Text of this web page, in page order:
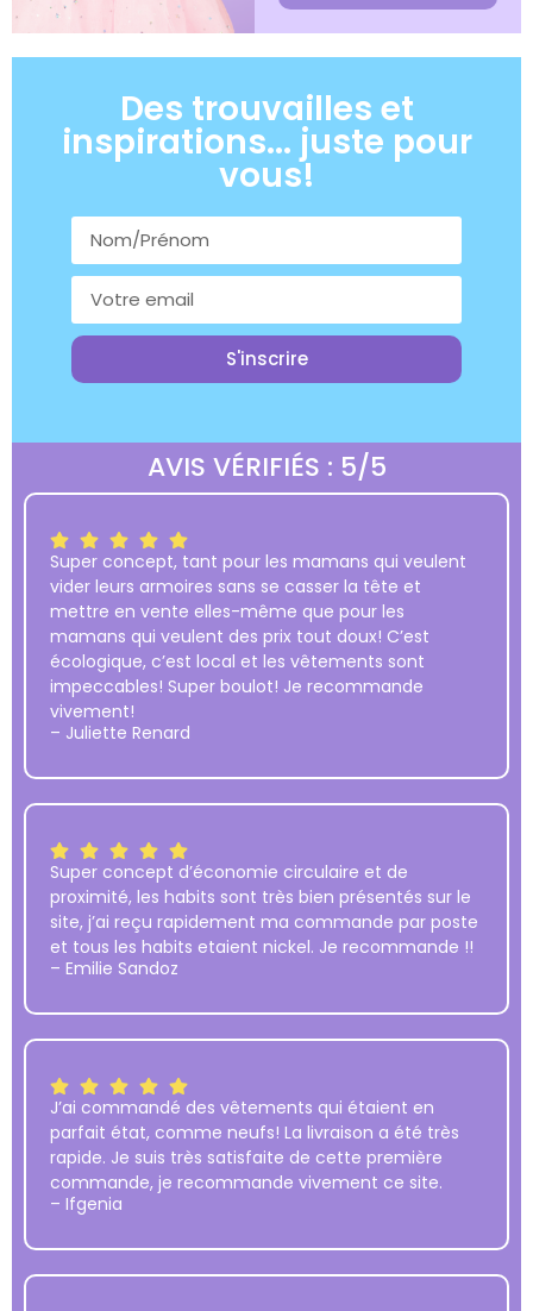
Des trouvailles et
inspirations... juste pour
vous!
S'inscrire
AVIS VÉRIFIÉS : 5/5
Super concept, tant pour les mamans qui veulent
vider leurs armoires sans se casser la tête et
mettre en vente elles-même que pour les
mamans qui veulent des prix tout doux! C’est
écologique, c’est local et les vêtements sont
impeccables! Super boulot! Je recommande
vivement!
– Juliette Renard
Super concept d’économie circulaire et de
proximité, les habits sont très bien présentés sur le
site, j’ai reçu rapidement ma commande par poste
et tous les habits etaient nickel. Je recommande !!
– Emilie Sandoz
J’ai commandé des vêtements qui étaient en
parfait état, comme neufs! La livraison a été très
rapide. Je suis très satisfaite de cette première
commande, je recommande vivement ce site.
– Ifgenia